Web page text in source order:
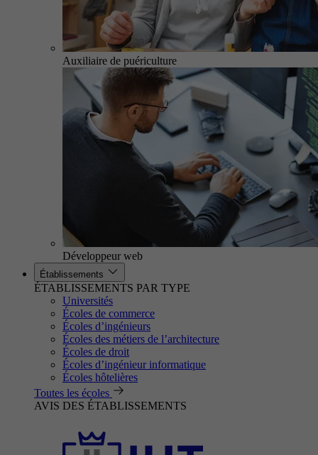
Auxiliaire de puériculture
Développeur web
Établissements
ÉTABLISSEMENTS PAR TYPE
Universités
Écoles de commerce
Écoles d’ingénieurs
Écoles des métiers de l’architecture
Écoles de droit
Écoles d’ingénieur informatique
Écoles hôtelières
Toutes les écoles
AVIS DES ÉTABLISSEMENTS